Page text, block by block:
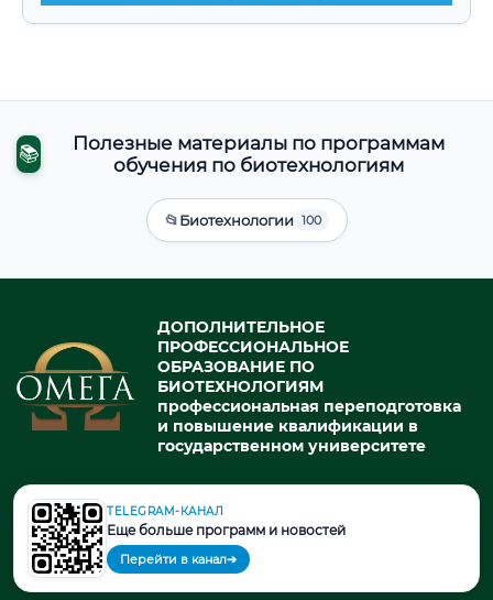
📚
Полезные материалы по программам
обучения по биотехнологиям
📂Биотехнологии 100
ДОПОЛНИТЕЛЬНОЕ
ПРОФЕССИОНАЛЬНОЕ
ОБРАЗОВАНИЕ ПО
БИОТЕХНОЛОГИЯМ
профессиональная переподготовка
и повышение квалификации в
государственном университете
© 2026. При использовании материалов портала активная ссылка
на источник обязательна.
TELEGRAM-КАНАЛ
Еще больше программ и новостей
Перейти в канал➔